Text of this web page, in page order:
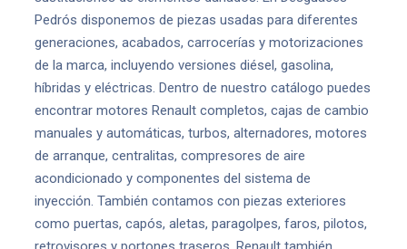
Pedrós disponemos de piezas usadas para diferentes
generaciones, acabados, carrocerías y motorizaciones
de la marca, incluyendo versiones diésel, gasolina,
híbridas y eléctricas. Dentro de nuestro catálogo puedes
encontrar motores Renault completos, cajas de cambio
manuales y automáticas, turbos, alternadores, motores
de arranque, centralitas, compresores de aire
acondicionado y componentes del sistema de
inyección. También contamos con piezas exteriores
como puertas, capós, aletas, paragolpes, faros, pilotos,